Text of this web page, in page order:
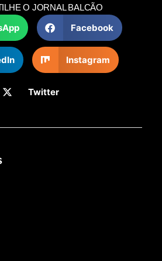
O JORNAL BALCÃO
Facebook
Instagram
Twitter